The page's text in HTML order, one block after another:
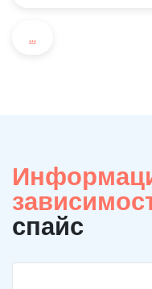
...
спайс